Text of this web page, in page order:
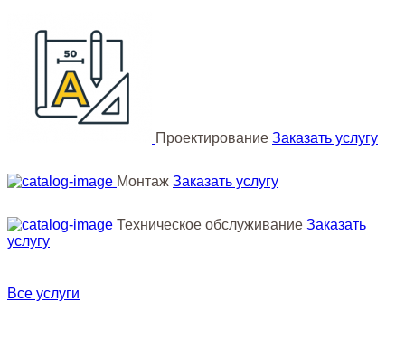
Проектирование Заказать услугу
Монтаж Заказать услугу
Техническое обслуживание Заказать
услугу
Все услуги